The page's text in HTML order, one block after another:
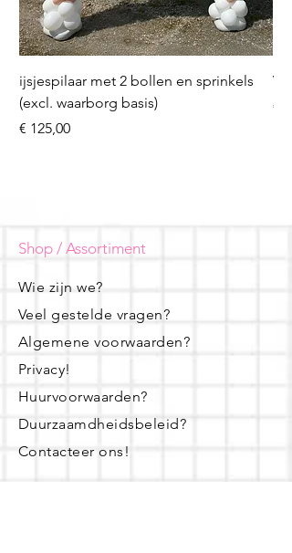
ijsjespilaar met 2 bollen en sprinkels
(excl. waarborg basis)
Prijs
€ 125,00
Prijs
€
Shop / Assortiment
Wie zijn we?
Veel gestelde vragen?
Algemene voorwaarden?
Privacy!
Huurvoorwaarden?
Duurzaamdheidsbeleid?
Contacteer ons!